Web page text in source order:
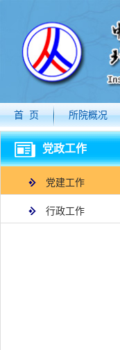
首 页 所院概况
党政工作
党建工作
行政工作